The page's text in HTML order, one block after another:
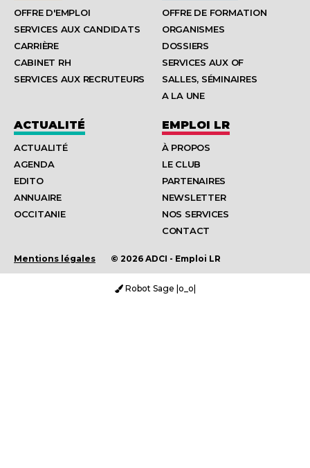
OFFRE D'EMPLOI
SERVICES AUX CANDIDATS
CARRIÈRE
CABINET RH
SERVICES AUX RECRUTEURS
OFFRE DE FORMATION
ORGANISMES
DOSSIERS
SERVICES AUX OF
SALLES, SÉMINAIRES
A LA UNE
ACTUALITÉ
ACTUALITÉ
AGENDA
EDITO
ANNUAIRE
OCCITANIE
EMPLOI LR
À PROPOS
LE CLUB
PARTENAIRES
NEWSLETTER
NOS SERVICES
CONTACT
Mentions légales © 2026 ADCI - Emploi LR
Robot Sage |o_o|